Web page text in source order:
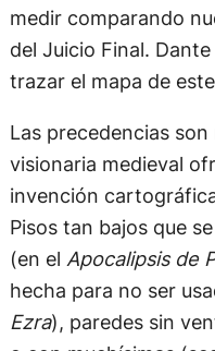
medir comparando
del Juicio Final.
trazar el mapa de
Las precedencias
visionaria medieval
invención
Pisos tan bajos que
(en el Apocalipsis de
hecha para no ser
Ezra), paredes sin